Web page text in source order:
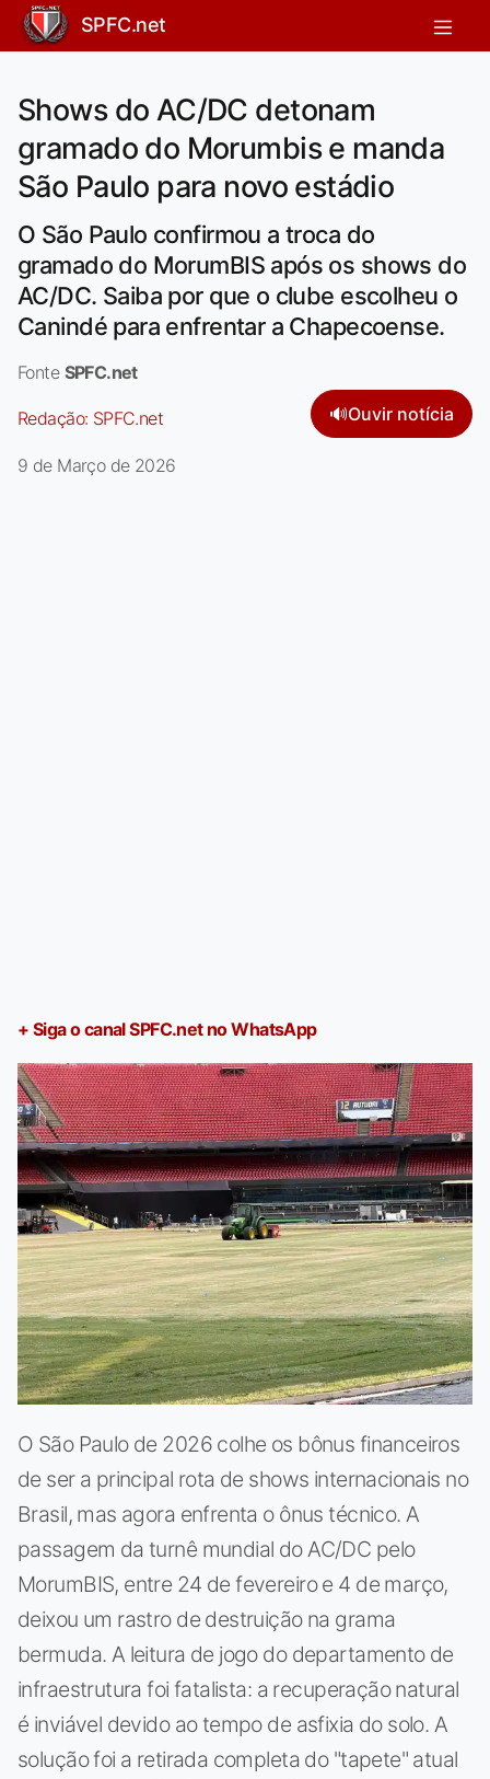
SPFC.net
Shows do AC/DC detonam
gramado do Morumbis e manda
São Paulo para novo estádio
O São Paulo confirmou a troca do
gramado do MorumBIS após os shows do
AC/DC. Saiba por que o clube escolheu o
Canindé para enfrentar a Chapecoense.
Fonte SPFC.net
Redação: SPFC.net 🔊Ouvir notícia
9 de Março de 2026
+ Siga o canal SPFC.net no WhatsApp
O São Paulo de 2026 colhe os bônus financeiros
de ser a principal rota de shows internacionais no
Brasil, mas agora enfrenta o ônus técnico. A
passagem da turnê mundial do AC/DC pelo
MorumBIS, entre 24 de fevereiro e 4 de março,
deixou um rastro de destruição na grama
bermuda. A leitura de jogo do departamento de
infraestrutura foi fatalista: a recuperação natural
é inviável devido ao tempo de asfixia do solo. A
solução foi a retirada completa do "tapete" atual